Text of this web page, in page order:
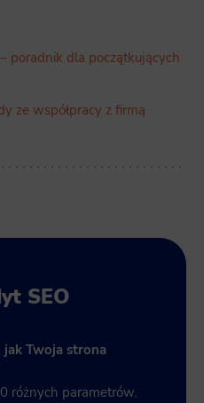
poradnik dla początkujących
ze współpracy z firmą
SEO
Twoja strona
różnych parametrów.